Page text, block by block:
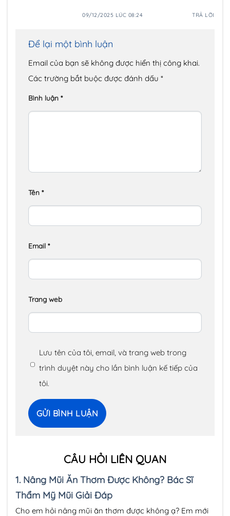
09/12/2025 LÚC 08:24 TRẢ LỜI
Để lại một bình luận
Email của bạn sẽ không được hiển thị công khai.
Các trường bắt buộc được đánh dấu *
Bình luận *
Tên *
Email *
Trang web
Lưu tên của tôi, email, và trang web trong
trình duyệt này cho lần bình luận kế tiếp của
tôi.
CÂU HỎI LIÊN QUAN
1. Nâng Mũi Ăn Thơm Được Không? Bác Sĩ
Thẩm Mỹ Mũi Giải Đáp
Cho em hỏi nâng mũi ăn thơm được không ạ? Em mới